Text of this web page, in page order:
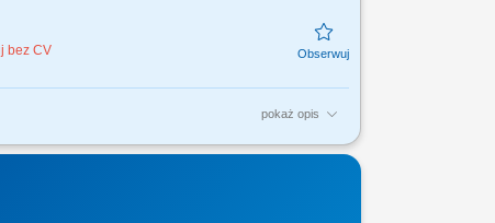
bez CV
pokaż opis
sklepu; bieżące uzupełnianie